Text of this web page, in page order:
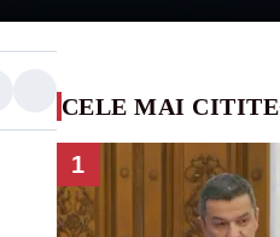
CELE MAI CITITE
1